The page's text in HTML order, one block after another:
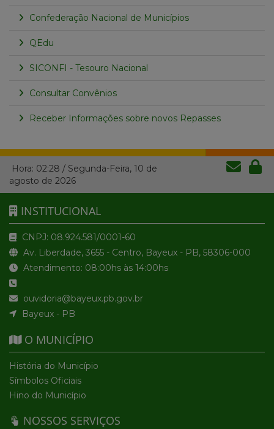
Confederação Nacional de Municípios
QEdu
SICONFI - Tesouro Nacional
Consultar Convênios
Receber Informações sobre novos Repasses
Hora: 02:28 / Segunda-Feira, 10 de
agosto de 2026
INSTITUCIONAL
CNPJ: 08.924.581/0001-60
Av. Liberdade, 3655 - Centro, Bayeux - PB, 58306-000
Atendimento: 08:00hs às 14:00hs
ouvidoria@bayeux.pb.gov.br
Bayeux - PB
O MUNICÍPIO
História do Município
Símbolos Oficiais
Hino do Município
NOSSOS SERVIÇOS